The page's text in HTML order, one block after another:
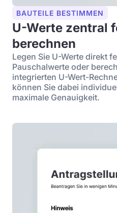
BAUTEILE BESTIMMEN
U-Werte zentral
berechnen
Legen Sie U-Werte direkt
Pauschalwerte oder
integrierten U-Wert-
können Sie dabei
maximale Genauigkeit.